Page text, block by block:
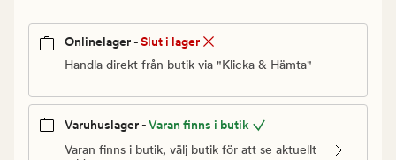
Onlinelager -Slut i lager
Handla direkt från butik via "Klicka & Hämta"
Varuhuslager -Varan finns i butik
Varan finns i butik, välj butik för att se aktuellt